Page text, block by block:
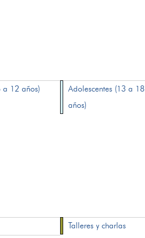
a 12 años)
Adolescentes (13 a 18
años)
Talleres y charlas